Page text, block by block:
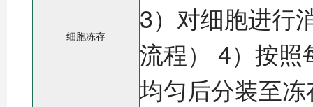
细胞冻存
3）对细胞进行
流程） 4）按照
均匀后分装至